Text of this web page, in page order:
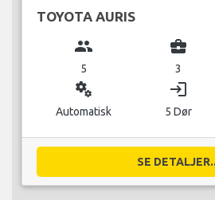
TOYOTA AURIS
group
5
business_center
3
miscellaneous_services
Automatisk
login
5 Dør
SE